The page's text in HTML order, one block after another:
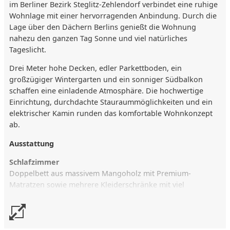
im Berliner Bezirk Steglitz-Zehlendorf verbindet eine ruhige
Wohnlage mit einer hervorragenden Anbindung. Durch die
Lage über den Dächern Berlins genießt die Wohnung
nahezu den ganzen Tag Sonne und viel natürliches
Tageslicht.
Drei Meter hohe Decken, edler Parkettboden, ein
großzügiger Wintergarten und ein sonniger Südbalkon
schaffen eine einladende Atmosphäre. Die hochwertige
Einrichtung, durchdachte Stauraummöglichkeiten und ein
elektrischer Kamin runden das komfortable Wohnkonzept
ab.
Ausstattung
Schlafzimmer
Doppelbett aus massivem Mangoholz mit Premium-
Matratzen sowie mehrere Kleiderschränke mit viel
Küche